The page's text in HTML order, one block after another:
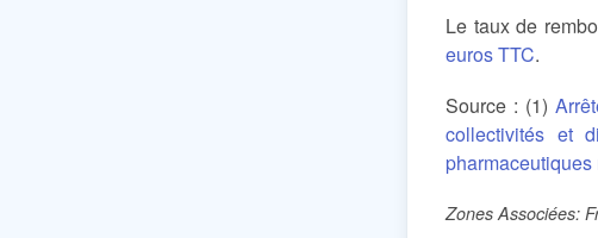
Le taux de
euros TTC.
Source : (1)
collectivités et
Zones Associées: